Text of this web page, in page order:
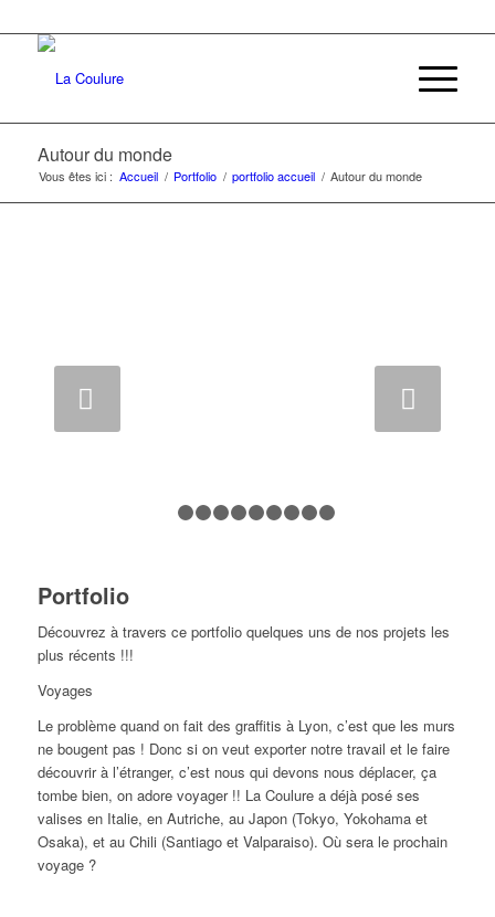
Autour du monde
Vous êtes ici : Accueil / Portfolio / portfolio accueil / Autour du monde
1 2 3 4
Portfolio
Découvrez à travers ce portfolio quelques uns de nos projets les
plus récents !!!
Voyages
Le problème quand on fait des graffitis à Lyon, c’est que les murs
ne bougent pas ! Donc si on veut exporter notre travail et le faire
découvrir à l’étranger, c’est nous qui devons nous déplacer, ça
tombe bien, on adore voyager !! La Coulure a déjà posé ses
valises en Italie, en Autriche, au Japon (Tokyo, Yokohama et
Osaka), et au Chili (Santiago et Valparaiso). Où sera le prochain
voyage ?